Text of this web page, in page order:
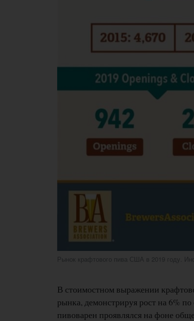
Рынок крафтового пива США в 2019 году.
В стоимостном выражении
рынка, демонстрируя рост на 6%
пивоварен проявлялся на фоне